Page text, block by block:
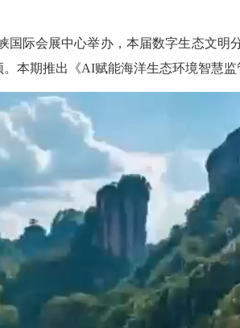
际会展中心举办，本届数字生态文明
本期推出《AI赋能海洋生态环境智慧监